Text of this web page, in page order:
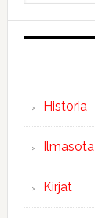
Historia
Ilmasota
Kirjat